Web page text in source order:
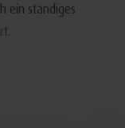
ein ständiges